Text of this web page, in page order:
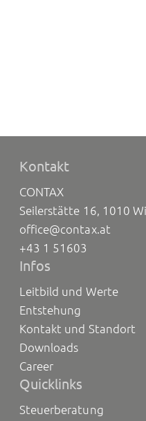
Kontakt
CONTAX
Seilerstätte 16, 1010
office@contax.at
+43 1 51603
Infos
Leitbild und Werte
Entstehung
Kontakt und Standort
Downloads
Career
Quicklinks
Steuerberatung